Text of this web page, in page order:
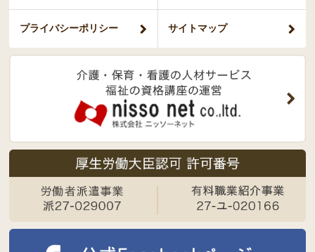
プライバシーポリシー サイトマップ